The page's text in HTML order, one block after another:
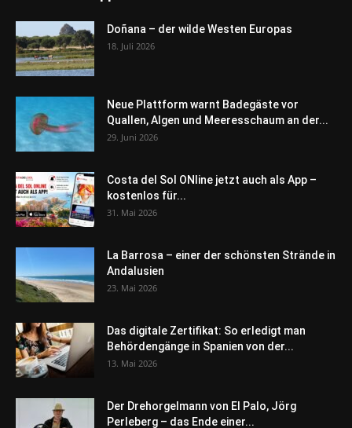
Doñana – der wilde Westen Europas
18. Juli 2026
Neue Plattform warnt Badegäste vor
Quallen, Algen und Meeresschaum an der...
29. Juni 2026
Costa del Sol ONline jetzt auch als App –
kostenlos für...
31. Mai 2026
La Barrosa – einer der schönsten Strände in
Andalusien
23. Mai 2026
Das digitale Zertifikat: So erledigt man
Behördengänge in Spanien von der...
13. Mai 2026
Der Drehorgelmann von El Palo, Jörg
Perleberg – das Ende einer...